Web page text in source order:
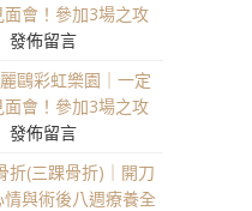
會！參加3場之攻
發佈留言
鷗彩虹樂園｜一定
會！參加3場之攻
發佈留言
折(三踝骨折)｜開刀
與術後八週療養全